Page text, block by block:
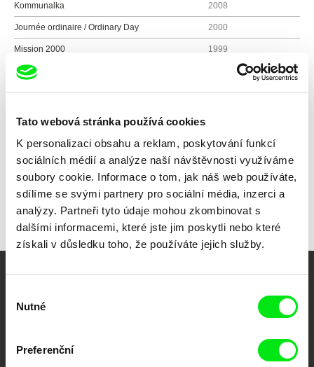
Tato webová stránka používá cookies
K personalizaci obsahu a reklam, poskytování funkcí
sociálních médií a analýze naší návštěvnosti využíváme
soubory cookie. Informace o tom, jak náš web používáte,
sdílíme se svými partnery pro sociální média, inzerci a
analýzy. Partneři tyto údaje mohou zkombinovat s
dalšími informacemi, které jste jim poskytli nebo které
získali v důsledku toho, že používáte jejich služby.
souhlasu
Nutné
Preferenční
Kommunalka 2008
Journée ordinaire / Ordinary Day 2000
Mission 2000 1999
C’est la vie / That’s Life
Lisbonne Nuit / Lisbon Night 1985
Všichni režiséři